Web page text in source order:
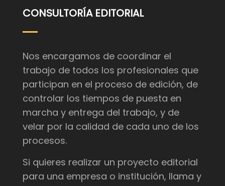
CONSULTORÍA EDITORIAL
Nos encargamos de coordinar el
trabajo de todos los profesionales que
participan en el proceso de edición, de
controlar los tiempos de puesta en
marcha y entrega del trabajo, y de
velar por la calidad de cada uno de los
procesos.
Si quieres realizar un proyecto editorial
para una empresa o institución, llama y